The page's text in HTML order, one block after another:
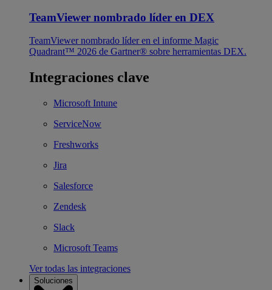
TeamViewer nombrado líder en DEX
TeamViewer nombrado líder en el informe Magic
Quadrant™ 2026 de Gartner® sobre herramientas DEX.
Integraciones clave
Microsoft Intune
ServiceNow
Freshworks
Jira
Salesforce
Zendesk
Slack
Microsoft Teams
Ver todas las integraciones
Soluciones